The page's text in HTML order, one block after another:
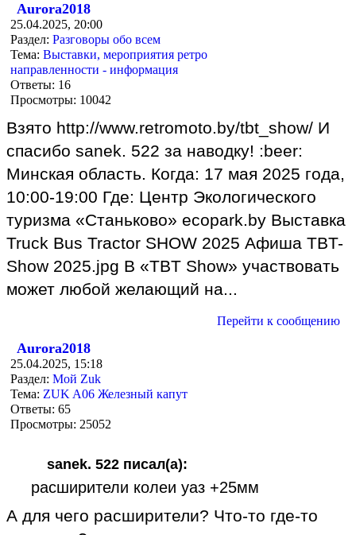
Aurora2018
25.04.2025, 20:00
Раздел: Разговоры обо всем
Тема: Выставки, мероприятия ретро
направленности - информация
Ответы: 16
Просмотры: 10042
Взято http://www.retromoto.by/tbt_show/ И
спасибо sanek. 522 за наводку! :beer:
Минская область. Когда: 17 мая 2025 года,
10:00-19:00 Где: Центр Экологического
туризма «Станьково» ecopark.by Выставка
Truck Bus Tractor SHOW 2025 Афиша TBT-
Show 2025.jpg В «TBT Show» участвовать
может любой желающий на...
Перейти к сообщению
Aurora2018
25.04.2025, 15:18
Раздел: Мой Zuk
Тема: ZUK A06 Железный капут
Ответы: 65
Просмотры: 25052
sanek. 522 писал(а):
расширители колеи уаз +25мм
А для чего расширители? Что-то где-то